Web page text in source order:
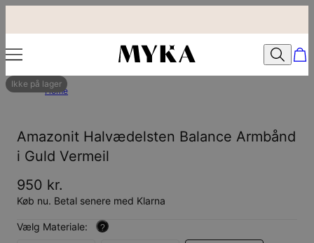
Ikke på lager
Home
Amazonit Halvædelsten Balance Armbånd
i Guld Vermeil
950 kr.
Køb nu. Betal senere med Klarna
Vælg Materiale: ?